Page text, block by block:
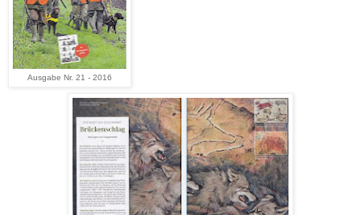
Ausgabe Nr. 21 - 2016